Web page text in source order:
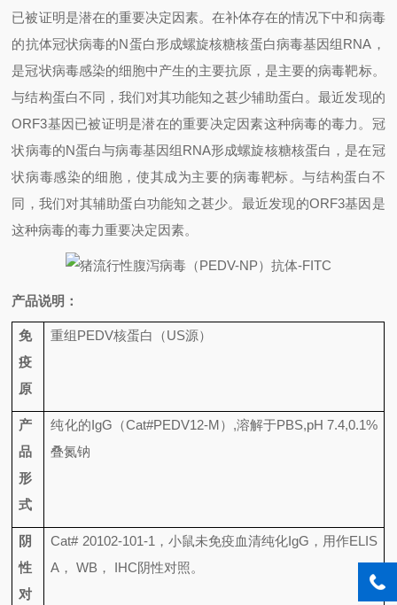
已被证明是潜在的重要决定因素。在补体存在的情况下中和病毒
的抗体冠状病毒的N蛋白形成螺旋核糖核蛋白病毒基因组RNA ，
是冠状病毒感染的细胞中产生的主要抗原，是主要的病毒靶标。
与结构蛋白不同，我们对其功能知之甚少辅助蛋白。最近发现的
ORF3基因已被证明是潜在的重要决定因素这种病毒的毒力。冠
状病毒的N蛋白与病毒基因组RNA形成螺旋核糖核蛋白，是在冠
状病毒感染的细胞，使其成为主要的病毒靶标。与结构蛋白不
同，我们对其辅助蛋白功能知之甚少。最近发现的ORF3基因是
这种病毒的毒力重要决定因素。
产品说明：
免
疫
原
重组PEDV核蛋白（US源）
产
品
形
式
纯化的IgG （Cat#PEDV12-M） ,溶解于PBS,pH 7.4,0.1%
叠氮钠
阴
性
对
Cat# 20102-101-1 ，小鼠未免疫血清纯化IgG ，用作ELIS
A ， WB ， IHC阴性对照。